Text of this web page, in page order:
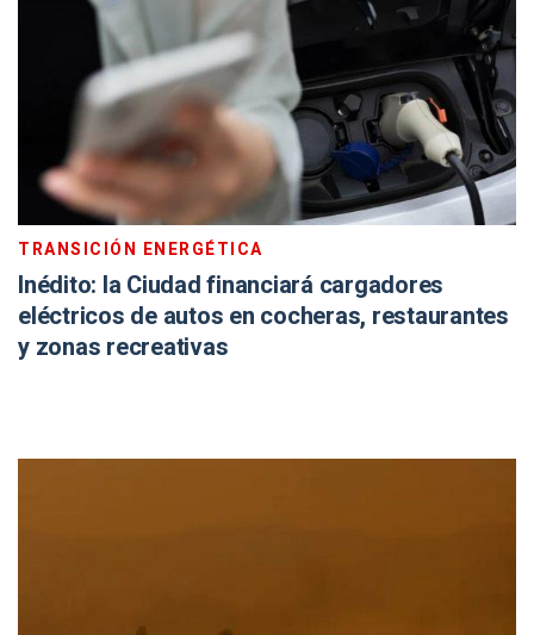
TRANSICIÓN ENERGÉTICA
Inédito: la Ciudad financiará cargadores
eléctricos de autos en cocheras, restaurantes
y zonas recreativas